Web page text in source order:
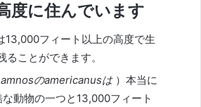
度に住んでいます
13,000フィート以上の高度で生
ることができます。
のamericanusは）本当に
動物の一つと13,000フィート